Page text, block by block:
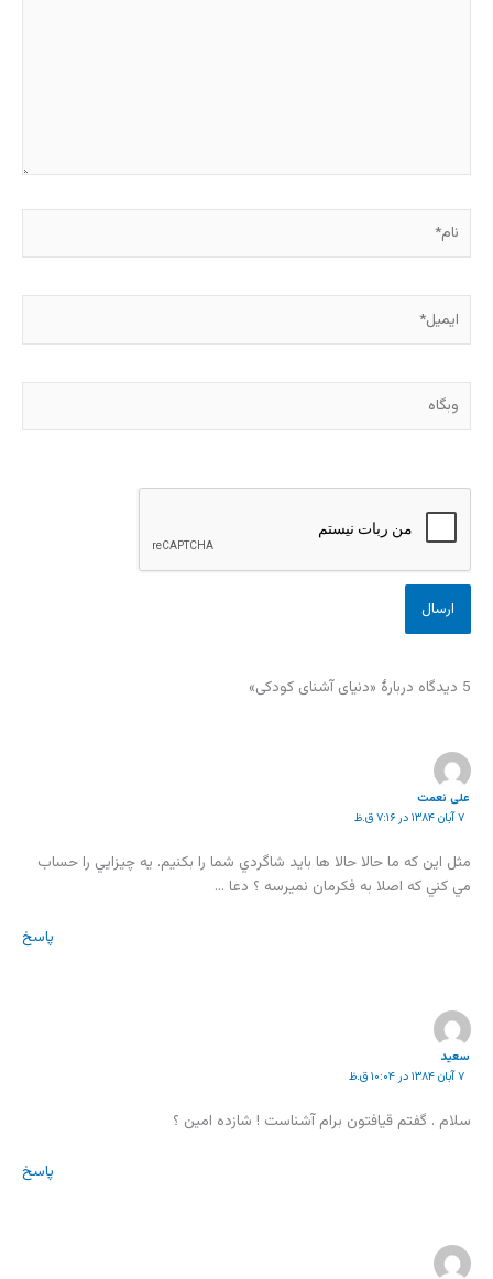
وبگاه
5 دیدگاه دربارهٔ «دنیای آشنای کودکی»
علی نعمت
۷ آبان ۱۳۸۴ در ۷:۱۶ ق.ظ
مثل اين که ما حالا حالا ها بايد شاگردي شما را بکنيم. يه چيزايي را حساب
مي کني که اصلا به فکرمان نميرسه ؟ دعا …
پاسخ
سعيد
۷ آبان ۱۳۸۴ در ۱۰:۰۴ ق.ظ
سلام . گفتم قيافتون برام آشناست ! شازده امين ؟
پاسخ